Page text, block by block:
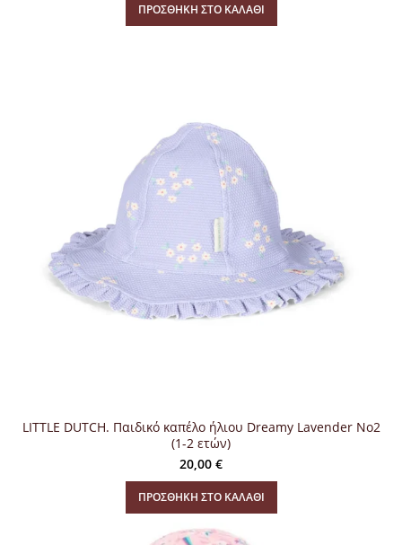
ΠΡΟΣΘΉΚΗ ΣΤΟ ΚΑΛΆΘΙ
LITTLE DUTCH. Παιδικό καπέλο ήλιου Dreamy Lavender No2
(1-2 ετών)
20,00 €
ΠΡΟΣΘΉΚΗ ΣΤΟ ΚΑΛΆΘΙ